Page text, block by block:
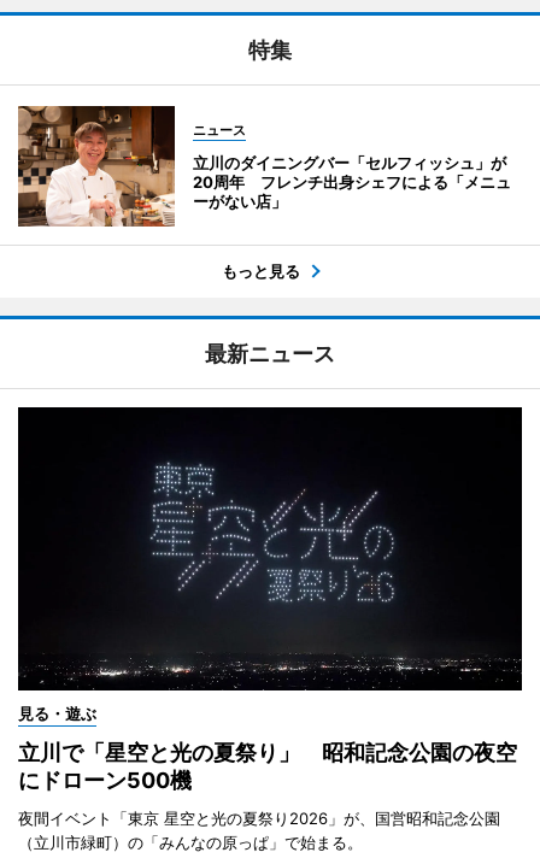
特集
ニュース
立川のダイニングバー「セルフィッシュ」が
20周年 フレンチ出身シェフによる「メニュ
ーがない店」
もっと見る
最新ニュース
見る・遊ぶ
立川で「星空と光の夏祭り」 昭和記念公園の夜空
にドローン500機
夜間イベント「東京 星空と光の夏祭り2026」が、国営昭和記念公園
（立川市緑町）の「みんなの原っぱ」で始まる。